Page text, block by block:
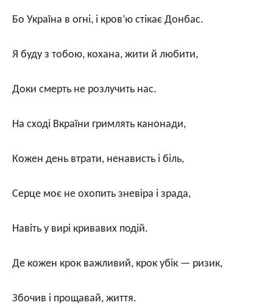
Бо Україна в огні, і кров’ю стікає Донбас.
Я буду з тобою, кохана, жити й любити,
Доки смерть не розлучить нас.
На сході Вкраїни гримлять канонади,
Кожен день втрати, ненависть і біль,
Серце моє не охопить зневіра і зрада,
Навіть у вирі кривавих подій.
Де кожен крок важливий, крок убік — ризик,
Збочив і прощавай, життя.